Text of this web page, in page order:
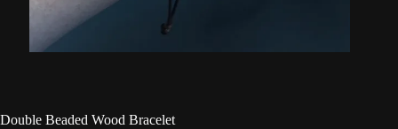
Double Beaded Wood Bracelet